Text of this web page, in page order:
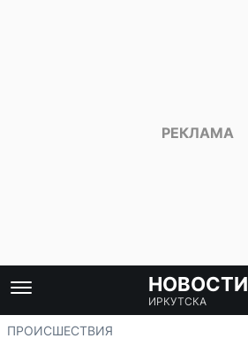
НОВОСТИ
ИРКУТСКА
ПРОИСШЕСТВИЯ